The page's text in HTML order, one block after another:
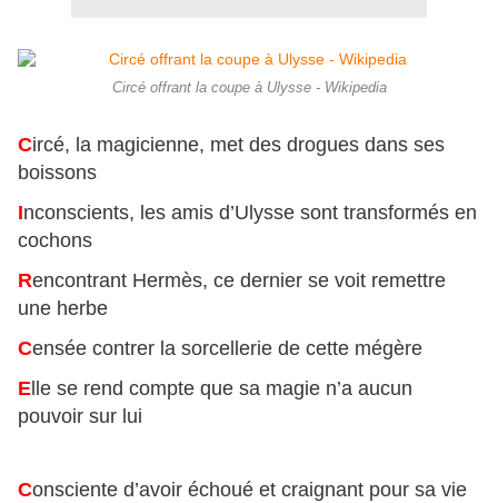
Circé offrant la coupe à Ulysse - Wikipedia
Circé, la magicienne, met des drogues dans ses
boissons
Inconscients, les amis d’Ulysse sont transformés en
cochons
Rencontrant Hermès, ce dernier se voit remettre
une herbe
Censée contrer la sorcellerie de cette mégère
E lle se rend compte que sa magie n’a aucun
pouvoir sur lui
Consciente d’avoir échoué et craignant pour sa vie